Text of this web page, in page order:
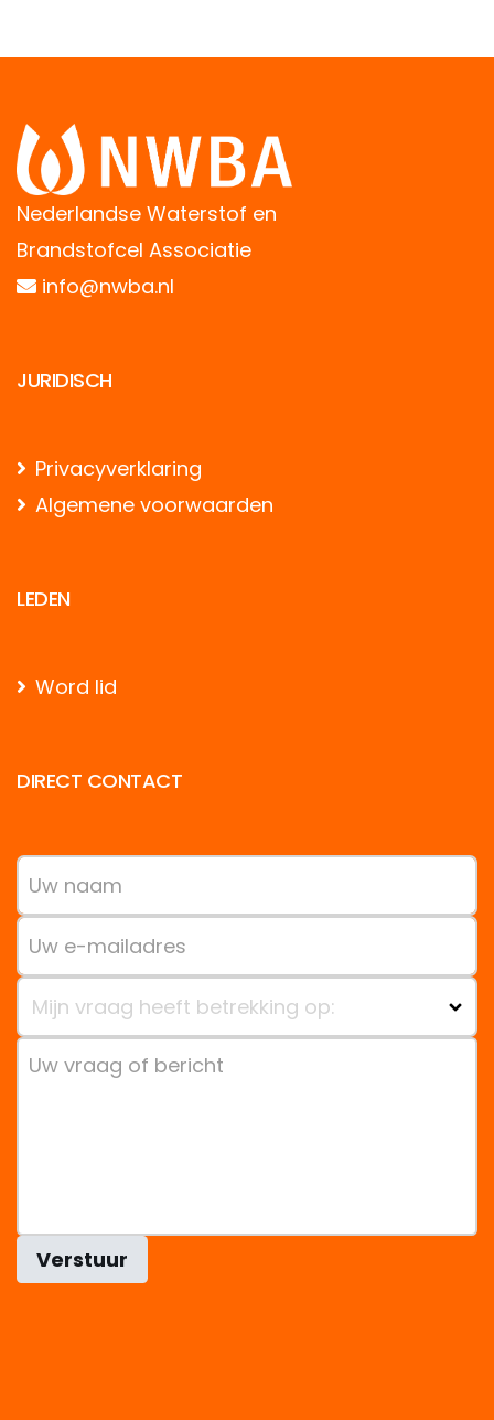
Nederlandse Waterstof en
Brandstofcel Associatie
info@nwba.nl
JURIDISCH
Privacyverklaring
Algemene voorwaarden
LEDEN
Word lid
DIRECT CONTACT
Mijn vraag heeft betrekking op:
Verstuur